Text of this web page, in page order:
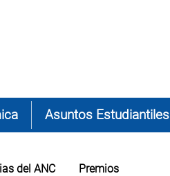
Asuntos Estudiantiles
del ANC Premios